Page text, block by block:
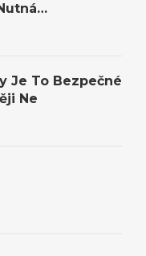
Je To Bezpečné
Ne